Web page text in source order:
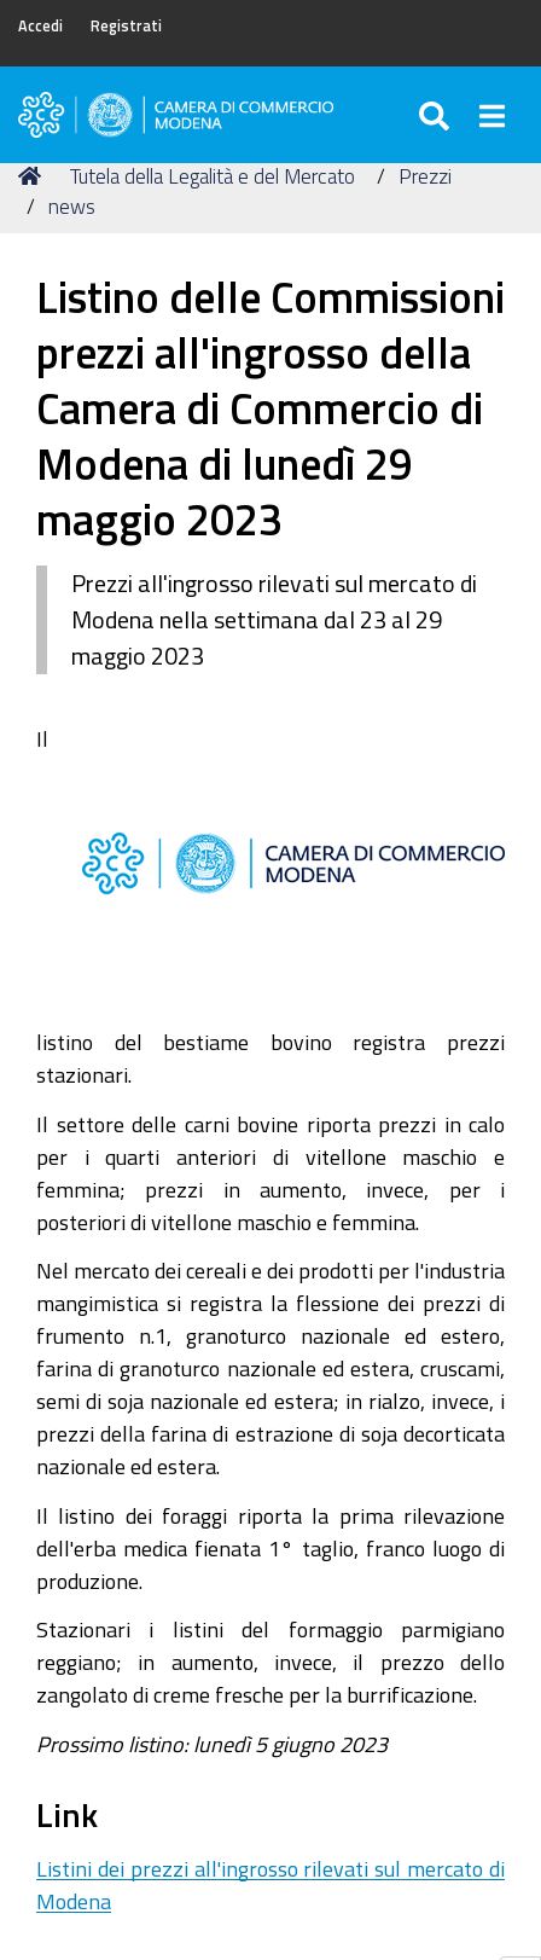
Accedi Registrati
Camera
Commercio
di
Tu
sei
Home
Tutela della Legalità e del Mercato
Prezzi
news
Listino delle Commissioni
prezzi all'ingrosso della
Camera di Commercio di
Modena di lunedì 29
maggio 2023
Prezzi all'ingrosso rilevati sul mercato di
Modena nella settimana dal 23 al 29
maggio 2023
Il
listino del bestiame bovino registra prezzi
stazionari.
Il settore delle carni bovine riporta prezzi in calo
per i quarti anteriori di vitellone maschio e
femmina; prezzi in aumento, invece, per i
posteriori di vitellone maschio e femmina.
Nel mercato dei cereali e dei prodotti per l'industria
mangimistica si registra la flessione dei prezzi di
frumento n.1, granoturco nazionale ed estero,
farina di granoturco nazionale ed estera, cruscami,
semi di soja nazionale ed estera; in rialzo, invece, i
prezzi della farina di estrazione di soja decorticata
nazionale ed estera.
Il listino dei foraggi riporta la prima rilevazione
dell'erba medica fienata 1° taglio, franco luogo di
produzione.
Stazionari i listini del formaggio parmigiano
reggiano; in aumento, invece, il prezzo dello
zangolato di creme fresche per la burrificazione.
Prossimo listino: lunedì 5 giugno 2023
Link
Listini dei prezzi all'ingrosso rilevati sul mercato di
Modena